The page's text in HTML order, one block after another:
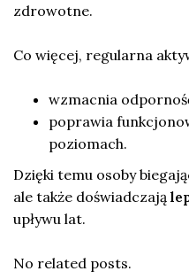
zdrowotne.
Co więcej, regularna
wzmacnia
poprawia
poziomach.
Dzięki temu osoby
ale także doświadczają
upływu lat.
No related posts.